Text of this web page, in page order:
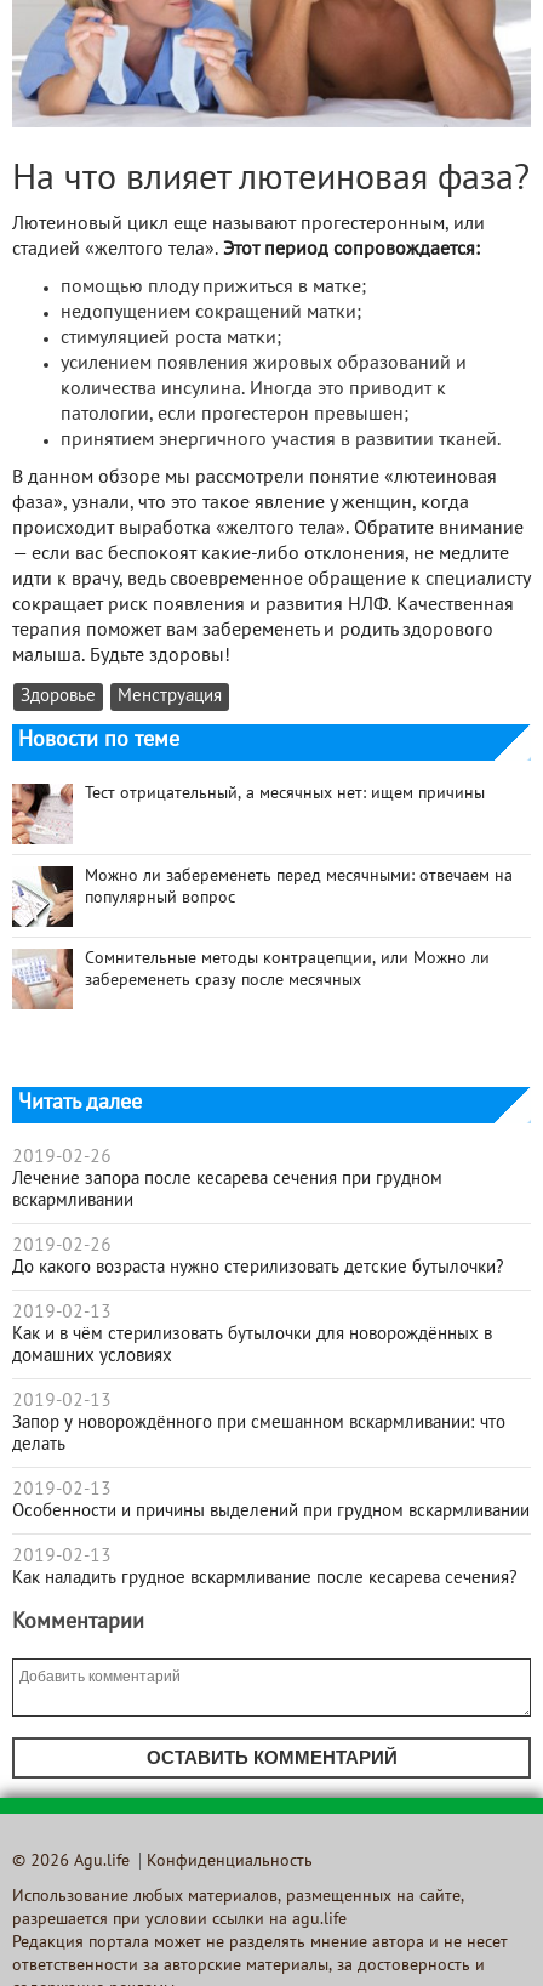
На что влияет лютеиновая фаза?
Лютеиновый цикл еще называют прогестеронным, или
стадией «желтого тела». Этот период сопровождается:
помощью плоду прижиться в матке;
недопущением сокращений матки;
стимуляцией роста матки;
усилением появления жировых образований и
количества инсулина. Иногда это приводит к
патологии, если прогестерон превышен;
принятием энергичного участия в развитии тканей.
В данном обзоре мы рассмотрели понятие «лютеиновая
фаза», узнали, что это такое явление у женщин, когда
происходит выработка «желтого тела». Обратите внимание
— если вас беспокоят какие-либо отклонения, не медлите
идти к врачу, ведь своевременное обращение к специалисту
сокращает риск появления и развития НЛФ. Качественная
терапия поможет вам забеременеть и родить здорового
малыша. Будьте здоровы!
Здоровье Менструация
Новости по теме
Тест отрицательный, а месячных нет: ищем причины
Можно ли забеременеть перед месячными: отвечаем на
популярный вопрос
Сомнительные методы контрацепции, или Можно ли
забеременеть сразу после месячных
Читать далее
2019-02-26
Лечение запора после кесарева сечения при грудном
вскармливании
2019-02-26
До какого возраста нужно стерилизовать детские бутылочки?
2019-02-13
Как и в чём стерилизовать бутылочки для новорождённых в
домашних условиях
2019-02-13
Запор у новорождённого при смешанном вскармливании: что
делать
2019-02-13
Особенности и причины выделений при грудном вскармливании
2019-02-13
Как наладить грудное вскармливание после кесарева сечения?
Комментарии
ОСТАВИТЬ КОММЕНТАРИЙ
© 2026 Agu.life Конфиденциальность
Использование любых материалов, размещенных на сайте,
разрешается при условии ссылки на agu.life
Редакция портала может не разделять мнение автора и не несет
ответственности за авторские материалы, за достоверность и